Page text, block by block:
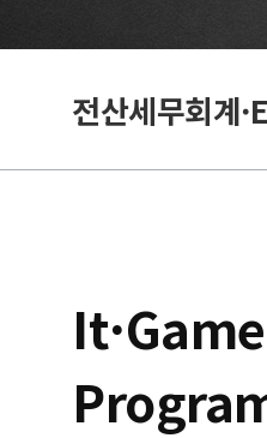
전산세무회계